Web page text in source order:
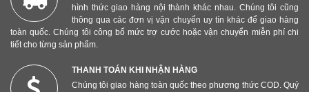
hình thức giao hàng nội thành khác nhau. Chúng tôi cũng
thông qua các đơn vị vận chuyển uy tín khác để giao hàng
toàn quốc. Chúng tôi công bố mức trợ cước hoặc vận chuyển miễn phí chi
tiết cho từng sản phẩm.
THANH TOÁN KHI NHẬN HÀNG
Chúng tôi giao hàng toàn quốc theo phương thức COD. Quý